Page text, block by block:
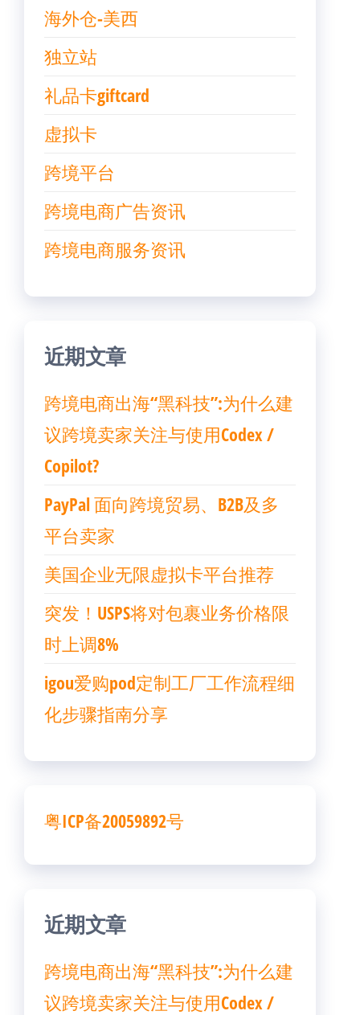
海外仓-美西
独立站
礼品卡giftcard
虚拟卡
跨境平台
跨境电商广告资讯
跨境电商服务资讯
近期文章
跨境电商出海“黑科技”:为什么建
议跨境卖家关注与使用Codex /
Copilot?
PayPal 面向跨境贸易、B2B及多
平台卖家
美国企业无限虚拟卡平台推荐
突发！USPS将对包裹业务价格限
时上调8%
igou爱购pod定制工厂工作流程细
化步骤指南分享
粤ICP备20059892号
近期文章
跨境电商出海“黑科技”:为什么建
议跨境卖家关注与使用Codex /